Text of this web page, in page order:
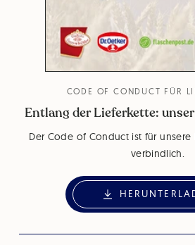
CODE OF CONDUCT FÜR
Entlang der Lieferkette:
Der Code of Conduct ist für unsere
verbindlich.